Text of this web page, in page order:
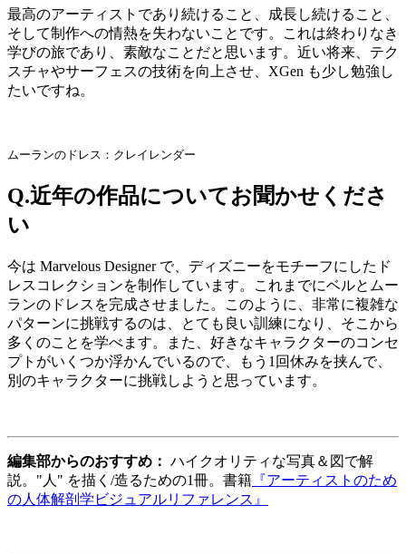
最高のアーティストであり続けること、成長し続けること、
そして制作への情熱を失わないことです。これは終わりなき
学びの旅であり、素敵なことだと思います。近い将来、テク
スチャやサーフェスの技術を向上させ、XGen も少し勉強し
たいですね。
ムーランのドレス：クレイレンダー
Q.近年の作品についてお聞かせくださ
い
今は Marvelous Designer で、ディズニーをモチーフにしたド
レスコレクションを制作しています。これまでにベルとムー
ランのドレスを完成させました。このように、非常に複雑な
パターンに挑戦するのは、とても良い訓練になり、そこから
多くのことを学べます。また、好きなキャラクターのコンセ
プトがいくつか浮かんでいるので、もう1回休みを挟んで、
別のキャラクターに挑戦しようと思っています。
編集部からのおすすめ： ハイクオリティな写真＆図で解
説。"人" を描く/造るための1冊。書籍 『アーティストのため
の人体解剖学ビジュアルリファレンス』